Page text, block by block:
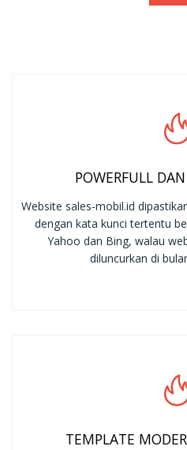
POWERFULL
Website sales-mobil.id
dengan kata kunci tertentu
Yahoo dan Bing, walau
diluncurkan di
TEMPLATE